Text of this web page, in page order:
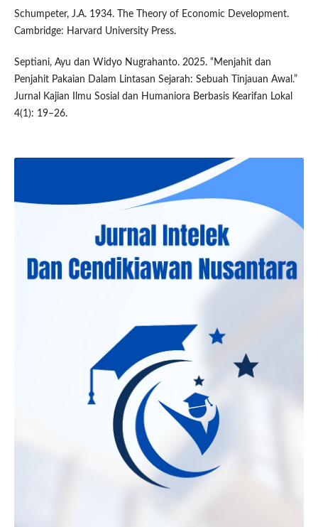
Schumpeter, J.A. 1934. The Theory of Economic Development.
Cambridge: Harvard University Press.
Septiani, Ayu dan Widyo Nugrahanto. 2025. “Menjahit dan
Penjahit Pakaian Dalam Lintasan Sejarah: Sebuah Tinjauan Awal.”
Jurnal Kajian Ilmu Sosial dan Humaniora Berbasis Kearifan Lokal
4(1): 19–26.